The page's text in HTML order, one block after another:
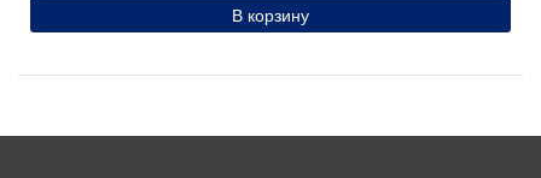
В корзину